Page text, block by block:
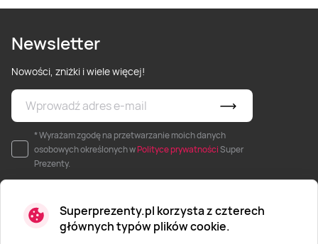
Superprezenty.pl korzysta z czterech
głównych typów plików cookie.
Newsletter
Nowości, zniżki i wiele więcej!
* Wyrażam zgodę na przetwarzanie moich danych
osobowych określonych wPolityce prywatnościSuper
Prezenty.